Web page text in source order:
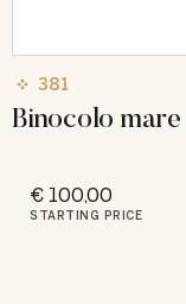
381
Binocolo
€ 100,00
STARTING PRICE